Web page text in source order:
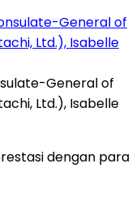
General of
Ltd.), Isabelle
dengan para